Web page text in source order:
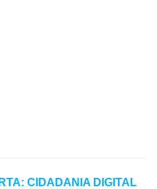
CIDADANIA DIGITAL